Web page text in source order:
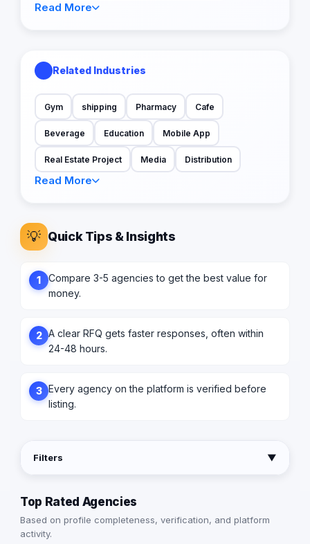
Read More
Related Industries
Gym shipping Pharmacy Cafe
Beverage Education Mobile App
Real Estate Project Media Distribution
Read More
💡 Quick Tips & Insights
1
Compare 3-5 agencies to get the best value for
money.
2 A clear RFQ gets faster responses, often within
24-48 hours.
3 Every agency on the platform is verified before
listing.
Filters ▼
Top Rated Agencies
Based on profile completeness, verification, and platform
activity.